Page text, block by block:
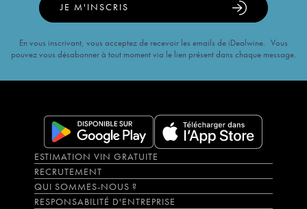
JE M'INSCRIS
En vous inscrivant, vous acceptez de recevoir les emails de iDealwine. Vous
pouvez vous désabonner à tout moment via le lien présent dans chaque message.
ESTIMATION VIN GRATUITE
RECRUTEMENT
QUI SOMMES-NOUS ?
RESPONSABILITÉ D'ENTREPRISE